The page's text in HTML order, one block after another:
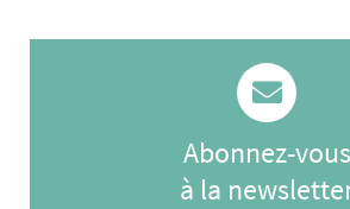
Abonnez-vous
à la